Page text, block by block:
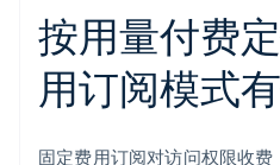
按用量付费
用订阅模式
固定费用订阅对访问权限收